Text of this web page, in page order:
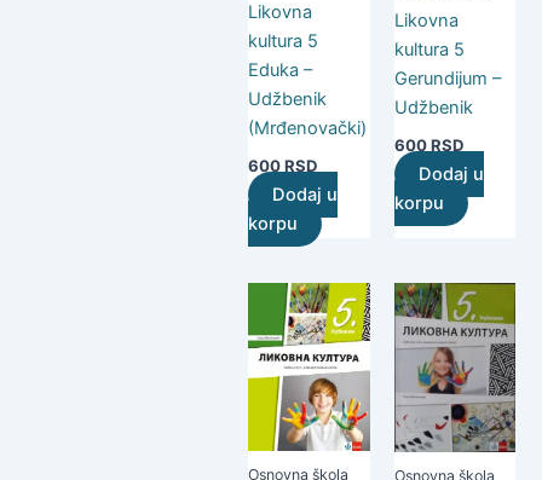
Likovna
kultura 5
Eduka –
Udžbenik
(Mrđenovački)
600RSD
Dodaj u
korpu
Likovna
kultura 5
Gerundijum –
Udžbenik
600RSD
Dodaj u
korpu
Osnovna škola Osnovna škola